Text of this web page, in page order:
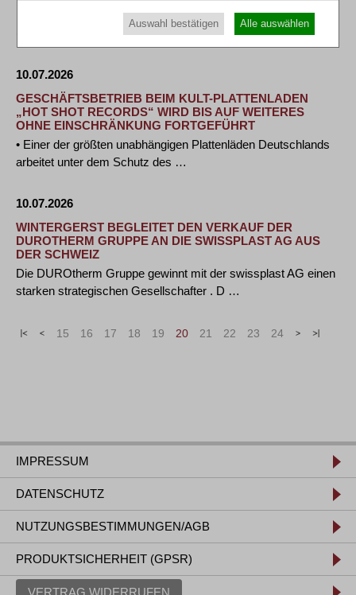
Frankfurt, 10. Juli 2026. Milbank LLP hat Schülke & Mayr
(„schülke“) bei seiner erfolgreichen …
10.07.2026
GESCHÄFTSBETRIEB BEIM KULT-PLATTENLADEN
„HOT SHOT RECORDS“ WIRD BIS AUF WEITERES
OHNE EINSCHRÄNKUNG FORTGEFÜHRT
• Einer der größten unabhängigen Plattenläden Deutschlands
arbeitet unter dem Schutz des …
10.07.2026
WINTERGERST BEGLEITET DEN VERKAUF DER
DUROTHERM GRUPPE AN DIE SWISSPLAST AG AUS
DER SCHWEIZ
Die DUROtherm Gruppe gewinnt mit der swissplast AG einen
starken strategischen Gesellschafter . D …
« < 15 16 17 18 19 20 21 22 23 24 > »
IMPRESSUM
DATENSCHUTZ
NUTZUNGSBESTIMMUNGEN/AGB
PRODUKTSICHERHEIT (GPSR)
VERTRAG WIDERRUFEN
Auswahl bestätigen Alle auswählen